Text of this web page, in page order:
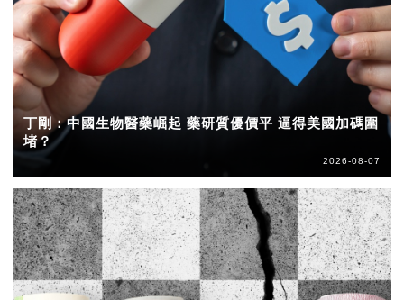
丁剛：中國生物醫藥崛起 藥研質優價平 逼得美國加碼圍
堵？
2026-08-07